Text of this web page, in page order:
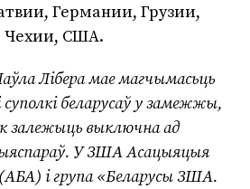
Германии, Грузии,
Чехии, США.
Лібера мае магчымасьць
суполкі беларусаў у замежжы,
залежыць выключна ад
У ЗША Асацыяцыя
і група «Беларусы ЗША.